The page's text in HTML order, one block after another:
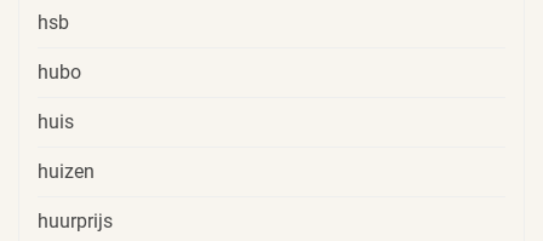
hsb
hubo
huis
huizen
huurprijs